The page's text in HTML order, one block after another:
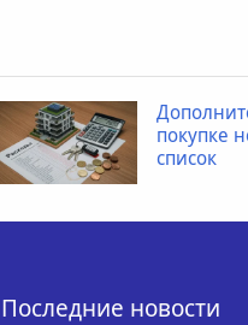
покупке
список
Последние новости